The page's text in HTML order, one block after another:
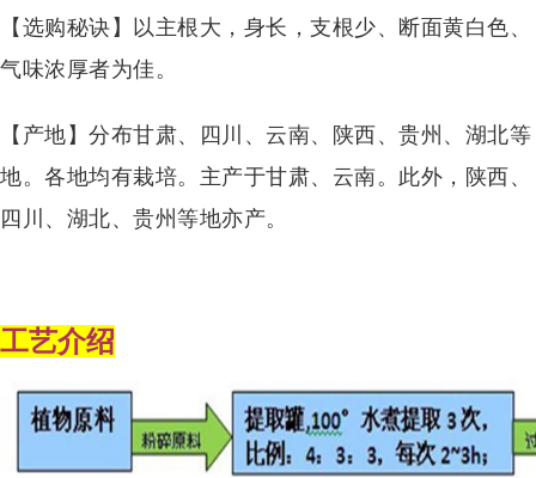
【选购秘诀】以主根大，身长，支根少、断面黄白色、
气味浓厚者为佳。
【产地】分布甘肃、四川、云南、陕西、贵州、湖北等
地。各地均有栽培。主产于甘肃、云南。此外，陕西、
四川、湖北、贵州等地亦产。
工艺介绍